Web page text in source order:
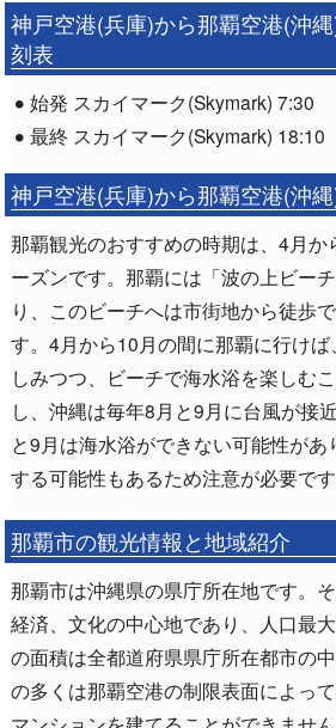
神戸空港(兵庫)から那覇空港(沖
刻表
始発 スカイマーク(Skymark) 7:30
最終 スカイマーク(Skymark) 18:10
神戸空港(兵庫)から那覇空港(沖
那覇観光のおすすめの時期は、4月か
ーズンです。那覇には「波の上ビー
り、このビーチへは市街地から徒歩
す。4月から10月の間に那覇に行け
しみつつ、ビーチで海水浴を楽しむ
し、沖縄は毎年8月と9月に台風が接
と9月は海水浴ができない可能性が
する可能性もあるため注意が必要です
那覇市の観光情報と地域紹介
那覇市は沖縄県の県庁所在地です。そ
経済、文化の中心地であり、人口最
の面積は全都道府県県庁所在都市の
の多くは那覇空港の制限表面によっ